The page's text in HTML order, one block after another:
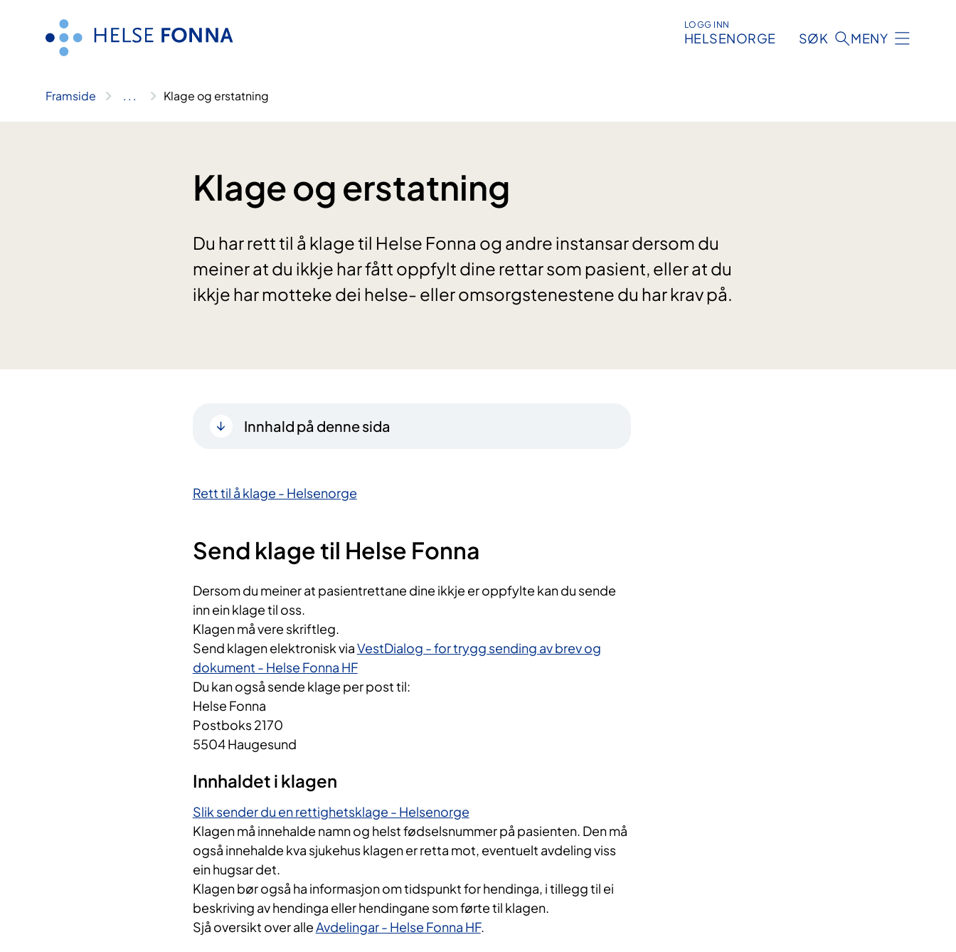
LOGG INN
HELSENORGE SØK MENY
Framside .. . Klage og erstatning
Klage og erstatning
Du har rett til å klage til Helse Fonna og andre instansar dersom du
meiner at du ikkje har fått oppfylt dine rettar som pasient, eller at du
ikkje har motteke dei helse- eller omsorgstenestene du har krav på.
Innhald på denne sida
Rett til å klage - Helsenorge
Send klage til Helse Fonna
Dersom du meiner at pasientrettane dine ikkje er oppfylte kan du sende
inn ein klage til oss.
Klagen må vere skriftleg.
Send klagen elektronisk viaVestDialog - for trygg sending av brev og
dokument - Helse Fonna HF
Du kan også sende klage per post til:
Helse Fonna
Postboks 2170
5504 Haugesund
Innhaldet i klagen
Slik sender du en rettighetsklage - Helsenorge
Klagen må innehalde namn og helst fødselsnummer på pasienten. Den må
også innehalde kva sjukehus klagen er retta mot, eventuelt avdeling viss
ein hugsar det.
Klagen bør også ha informasjon om tidspunkt for hendinga, i tillegg til ei
beskriving av hendinga eller hendingane som førte til klagen.
Sjå oversikt over alleAvdelingar - Helse Fonna HF.